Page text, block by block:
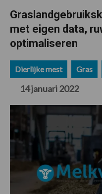
met eigen data,
optimaliseren
Dierlijke mest Gras
14 januari 2022